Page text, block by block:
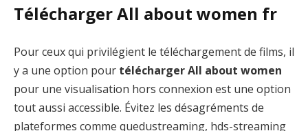
Télécharger All about women fr
Pour ceux qui privilégient le téléchargement de films, il
y a une option pour télécharger All about women
pour une visualisation hors connexion est une option
tout aussi accessible. Évitez les désagréments de
plateformes comme quedustreaming, hds-streaming